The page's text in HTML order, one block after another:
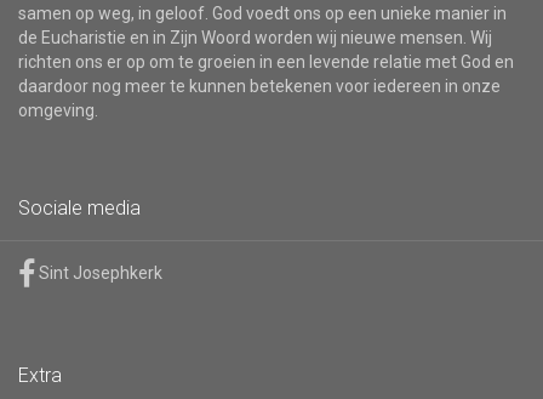
samen op weg, in geloof. God voedt ons op een unieke manier in
de Eucharistie en in Zijn Woord worden wij nieuwe mensen. Wij
richten ons er op om te groeien in een levende relatie met God en
daardoor nog meer te kunnen betekenen voor iedereen in onze
omgeving.
Sociale media
Sint Josephkerk
Extra